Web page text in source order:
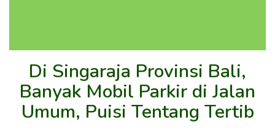
Di Singaraja Provinsi Bali,
Banyak Mobil Parkir di Jalan
Umum, Puisi Tentang Tertib